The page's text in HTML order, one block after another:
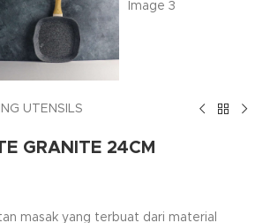
UTENSILS
GRANITE 24CM
masak yang terbuat dari material